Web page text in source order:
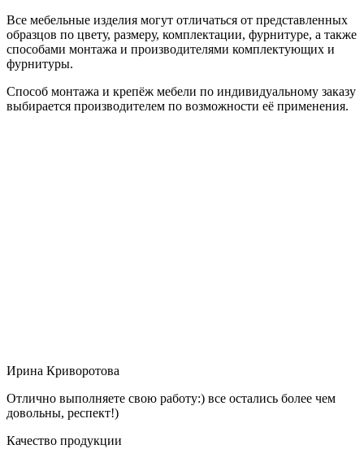
Все мебельные изделия могут отличаться от представленных
образцов по цвету, размеру, комплектации, фурнитуре, а также
способами монтажа и производителями комплектующих и
фурнитуры.
Способ монтажа и крепёж мебели по индивидуальному заказу
выбирается производителем по возможности её применения.
Ирина Криворотова
Отлично выполняете свою работу:) все остались более чем
довольны, респект!)
Качество продукции